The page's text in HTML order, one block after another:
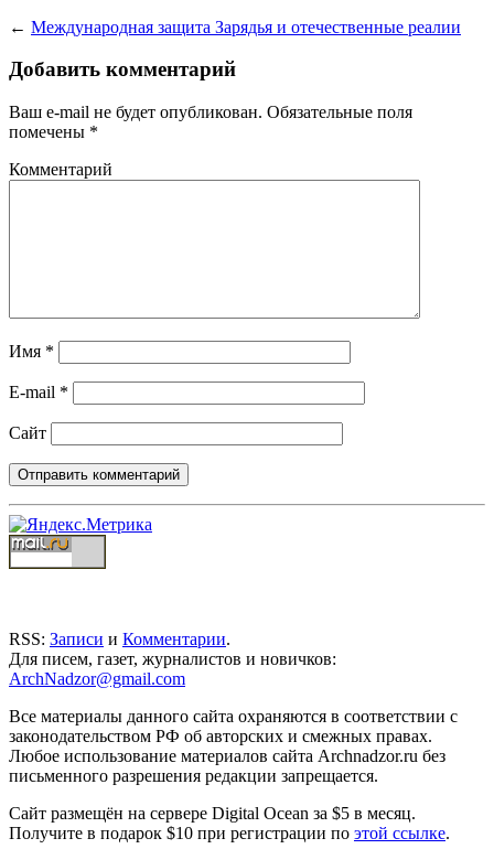
← Международная защита Зарядья и отечественные реалии
Добавить комментарий
Ваш e-mail не будет опубликован. Обязательные поля
помечены *
Комментарий
Имя *
E-mail *
Сайт
RSS: Записи и Комментарии.
Для писем, газет, журналистов и новичков:
ArchNadzor@gmail.com
Все материалы данного сайта охраняются в соответствии с
законодательством РФ об авторских и смежных правах.
Любое использование материалов сайта Archnadzor.ru без
письменного разрешения редакции запрещается.
Сайт размещён на сервере Digital Ocean за $5 в месяц.
Получите в подарок $10 при регистрации по этой ссылке.